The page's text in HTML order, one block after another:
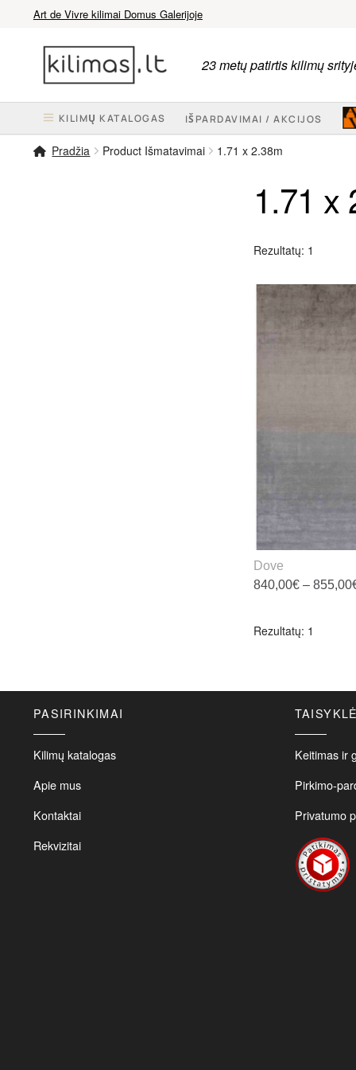
Art de Vivre kilimai Domus Galerijoje
prie
meniu
prie
turinio
23 metų patirtis kilimų
KILIMŲ KATALOGAS IŠPARDAVIMAI / AKCIJOS
Pradžia Product Išmatavimai 1.71 x 2.38m
1.71 x
Rezultatų: 1
Dove
840,00€ – 855,00
Rezultatų: 1
PASIRINKIMAI
Kilimų katalogas
Apie mus
Kontaktai
Rekvizitai
Keitimas ir
Pirkimo-
Privatumo